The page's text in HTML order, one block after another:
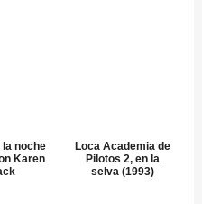
la noche
Karen
Loca Academia de
Pilotos 2, en la
selva (1993)